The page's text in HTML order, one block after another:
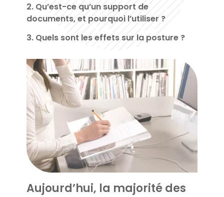
2. Qu’est-ce qu’un support de
documents, et pourquoi l’utiliser ?
3. Quels sont les effets sur la posture ?
Aujourd’hui, la majorité des